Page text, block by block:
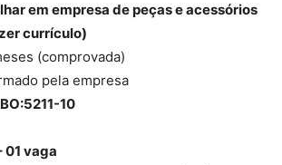
em empresa de peças e acessórios
currículo)
(comprovada)
pela empresa
10
01 vaga